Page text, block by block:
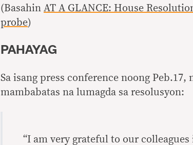
(Basahin AT A GLANCE: House
probe)
PAHAYAG
Sa isang press conference noong Peb.17,
mambabatas na lumagda sa resolusyon:
“I am very grateful to our